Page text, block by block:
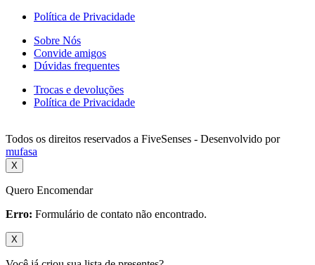
Política de Privacidade
Sobre Nós
Convide amigos
Dúvidas frequentes
Trocas e devoluções
Política de Privacidade
Todos os direitos reservados a FiveSenses - Desenvolvido por
mufasa
X
Quero Encomendar
Erro: Formulário de contato não encontrado.
X